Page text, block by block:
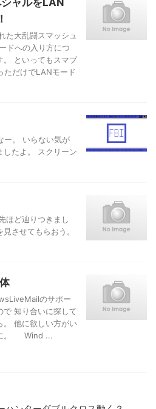
た大乱闘スマッシュ
ドへの入り方につ
。 といってもスマブ
ただけでLANモード
。 いらない気が
したよ。 スクリーン
ほど辿りつきまし
させてもらおう。
のサポー
で 知り合いに探して
。 他に欲しい方がい
に。 Wind ...